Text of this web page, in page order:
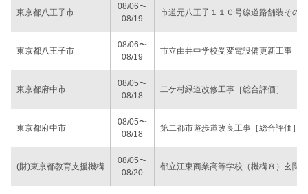
東京都八王子市
08/06〜
08/19
市道元八王子１１０号線道路舗装その
東京都八王子市
08/06〜
08/19
市立由井中学校受変電設備更新工事［
東京都府中市
08/05〜
08/18
二ケ村緑道改修工事［総合評価］
東京都府中市
08/05〜
08/18
第二都市遊歩道改良工事［総合評価］
(財)東京都教育支援機構
08/05〜
08/20
都立江東商業高等学校（機構８）玄関